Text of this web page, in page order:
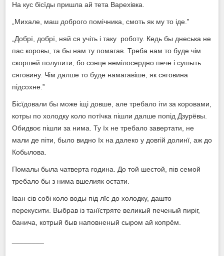
На кус бісїды пришла ай тета Варехівка.
„Михале, маш доброго помічника, смоть як му то іде.‟
„Добрї, добрї, няй ся учіть і таку роботу. Кедь бы днеська не
пас коровы, та бы нам ту помагав. Треба нам то буде чім
скоршей полупити, бо сонце немілосердно пече і сушыть
сяговину. Чім далше то буде намагавіше, як сяговина
підсохне.‟
Бісїдовали бы може іщі довше, але требало іти за коровами,
котры по холодку коло потїчка пішли далше попід Дзурёвы.
Обидвоє пішли за нима. Ту їх не требало завертати, не
мали де піти, было видно їх на далеко у довгій долинї, аж до
Кобылова.
Помалы была чатверта година. До той шестой, пів семой
требало бы з нима вшелияк остати.
Іван сів собі коло воды під лїс до холодку, дашто
перекусити. Выбрав із танїстряте великый печеный пиріг,
банича, котрый быв наповненый сыром ай копрём.